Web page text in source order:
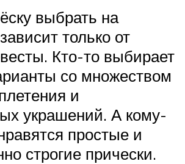
выбрать на
только от
Кто-то выбирает
со множеством
и
украшений. А кому-
простые и
строгие прически.